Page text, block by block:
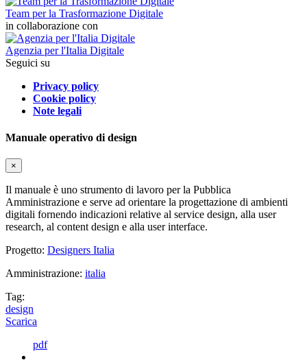
Team per la Trasformazione Digitale
in collaborazione con
Agenzia per l'Italia Digitale
Seguici su
Privacy policy
Cookie policy
Note legali
Manuale operativo di design
×
Il manuale è uno strumento di lavoro per la Pubblica
Amministrazione e serve ad orientare la progettazione di ambienti
digitali fornendo indicazioni relative al service design, alla user
research, al content design e alla user interface.
Progetto: Designers Italia
Amministrazione: italia
Tag:
design
Scarica
pdf